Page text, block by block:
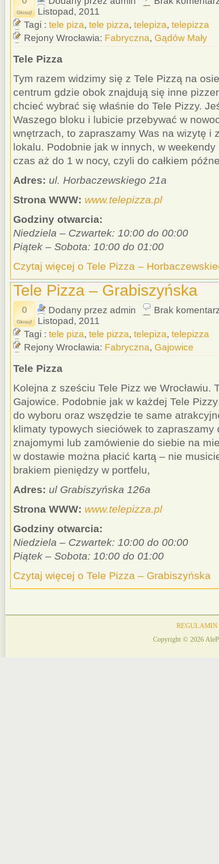
Głosuj!
Listopad, 2011
Tagi : tele piza, tele pizza, telepiza, telepizza
Rejony Wrocławia: Fabryczna, Gądów Mały
Tele Pizza
Tym razem widzimy się z Tele Pizzą na
centrum gdzie obok znajdują się inne
chcieć wybrać się właśnie do Tele Pizzy.
Waszego bloku i lubicie przebywać w
wnętrzach, to zapraszamy Was na wizytę i
lokalu. Podobnie jak w innych, w
czas aż do 1 w nocy, czyli do całkiem
Adres: ul. Horbaczewskiego 21a
Strona WWW: www.telepizza.pl
Godziny otwarcia:
Niedziela – Czwartek: 10:00 do 00:00
Piątek – Sobota: 10:00 do 01:00
Czytaj więcej o Tele Pizza –
Tele Pizza – Grabiszyńska
0
Głosuj!
Dodany przez admin
Brak
Listopad, 2011
Tagi : tele piza, tele pizza, telepiza, telepizza
Rejony Wrocławia: Fabryczna, Gajowice
Tele Pizza
Kolejna z sześciu Tele Pizz we Wrocławiu.
Gajowice. Podobnie jak w każdej Tele
do wyboru oraz wszędzie te same
klimaty typowych sieciówek to zapraszamy
znajomymi lub zamówienie do siebie na
w dostawie można płacić kartą – nie
brakiem pieniędzy w portfelu,
Adres: ul Grabiszyńska 126a
Strona WWW: www.telepizza.pl
Godziny otwarcia:
Niedziela – Czwartek: 10:00 do 00:00
Piątek – Sobota: 10:00 do 01:00
Czytaj więcej o Tele Pizza – Grabiszyńska
REGULAMIN
Copyright © 2026